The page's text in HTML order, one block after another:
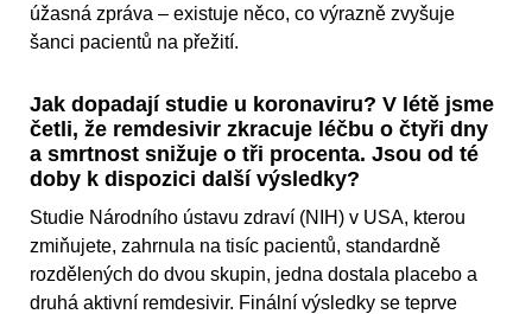
úžasná zpráva – existuje něco, co výrazně zvyšuje
šanci pacientů na přežití.
Jak dopadají studie u koronaviru? V létě jsme
četli, že remdesivir zkracuje léčbu o čtyři dny
a smrtnost snižuje o tři procenta. Jsou od té
doby k dispozici další výsledky?
Studie Národního ústavu zdraví (NIH) v USA, kterou
zmiňujete, zahrnula na tisíc pacientů, standardně
rozdělených do dvou skupin, jedna dostala placebo a
druhá aktivní remdesivir. Finální výsledky se teprve